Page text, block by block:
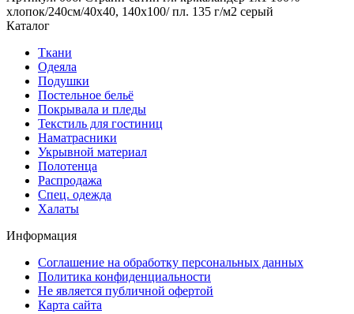
хлопок/240см/40х40, 140х100/ пл. 135 г/м2 серый
Каталог
Ткани
Одеяла
Подушки
Постельное бельё
Покрывала и пледы
Текстиль для гостиниц
Наматрасники
Укрывной материал
Полотенца
Распродажа
Спец. одежда
Халаты
Информация
Соглашение на обработку персональных данных
Политика конфиденциальности
Не является публичной офертой
Карта сайта